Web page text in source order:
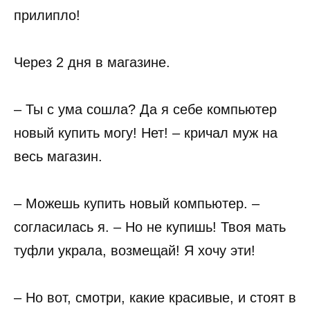
прилипло!
Через 2 дня в магазине.
– Ты с ума сошла? Да я себе компьютер
новый купить могу! Нет! – кричал муж на
весь магазин.
– Можешь купить новый компьютер. –
согласилась я. – Но не купишь! Твоя мать
туфли украла, возмещай! Я хочу эти!
– Но вот, смотри, какие красивые, и стоят в